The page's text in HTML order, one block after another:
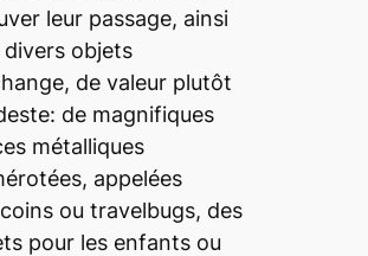
leur passage, ainsi
divers objets
de valeur plutôt
de magnifiques
métalliques
appelées
ou travelbugs, des
pour les enfants ou